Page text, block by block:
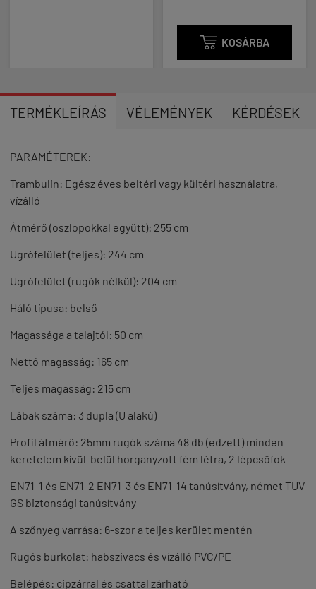
 KOSÁRBA
TERMÉKLEÍRÁS VÉLEMÉNYEK KÉRDÉSEK
PARAMÉTEREK:
Trambulin: Egész éves beltéri vagy kültéri használatra,
vízálló
Átmérő (oszlopokkal együtt): 255 cm
Ugrófelület (teljes): 244 cm
Ugrófelület (rugók nélkül): 204 cm
Háló típusa: belső
Magassága a talajtól: 50 cm
Nettó magasság: 165 cm
Teljes magasság: 215 cm
Lábak száma: 3 dupla (U alakú)
Profil átmérő: 25mm rugók száma 48 db (edzett) minden
keretelem kívül-belül horganyzott fém létra, 2 lépcsőfok
EN71-1 és EN71-2 EN71-3 és EN71-14 tanúsítvány, német TUV
GS biztonsági tanúsítvány
A szőnyeg varrása: 6-szor a teljes kerület mentén
Rugós burkolat: habszivacs és vízálló PVC/PE
Belépés: cipzárral és csattal zárható